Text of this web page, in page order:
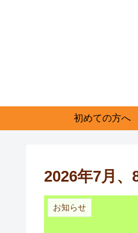
初めての方へ
2026年7月
お知らせ